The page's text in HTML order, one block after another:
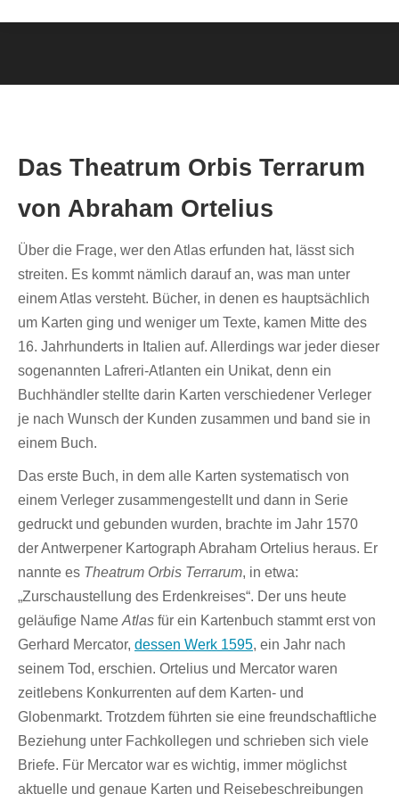
Das Theatrum Orbis Terrarum
von Abraham Ortelius
Über die Frage, wer den Atlas erfunden hat, lässt sich
streiten. Es kommt nämlich darauf an, was man unter
einem Atlas versteht. Bücher, in denen es hauptsächlich
um Karten ging und weniger um Texte, kamen Mitte des
16. Jahrhunderts in Italien auf. Allerdings war jeder dieser
sogenannten Lafreri-Atlanten ein Unikat, denn ein
Buchhändler stellte darin Karten verschiedener Verleger
je nach Wunsch der Kunden zusammen und band sie in
einem Buch.
Das erste Buch, in dem alle Karten systematisch von
einem Verleger zusammengestellt und dann in Serie
gedruckt und gebunden wurden, brachte im Jahr 1570
der Antwerpener Kartograph Abraham Ortelius heraus. Er
nannte es Theatrum Orbis Terrarum, in etwa:
„Zurschaustellung des Erdenkreises“. Der uns heute
geläufige Name Atlas für ein Kartenbuch stammt erst von
Gerhard Mercator, dessen Werk 1595, ein Jahr nach
seinem Tod, erschien. Ortelius und Mercator waren
zeitlebens Konkurrenten auf dem Karten- und
Globenmarkt. Trotzdem führten sie eine freundschaftliche
Beziehung unter Fachkollegen und schrieben sich viele
Briefe. Für Mercator war es wichtig, immer möglichst
aktuelle und genaue Karten und Reisebeschreibungen